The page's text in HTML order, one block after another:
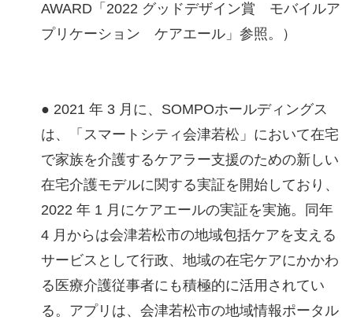
AWARD「2022 グッドデザイン賞 モバイルア
プリケーション ケアエール」参照。）
● 2021 年 3 月に、SOMPOホールディングス
は、「スマートシティ会津若松」において在宅
で家族を介護するケアラー支援のための新しい
在宅介護モデルに関する実証を開始しており、
2022 年 1 月にケアエールの実証を実施。同年
4 月からは会津若松市の地域包括ケアを支える
サービスとして行政、地域の在宅ケアにかかわ
る医療介護従事者にも積極的に活用されてい
る。アプリは、会津若松市の地域情報ポータル